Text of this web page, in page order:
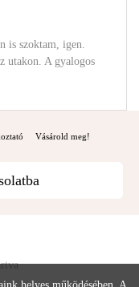
is szoktam, igen.
utakon. A gyalogos
Vásárold meg!